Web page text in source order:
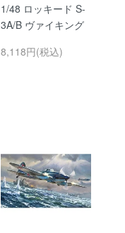
1/48 ロッキード S-
3A/B ヴァイキング
8,118円(税込)